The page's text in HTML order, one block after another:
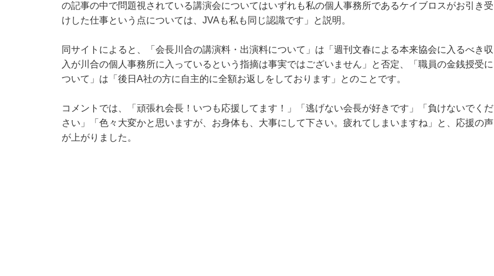
の記事の中で問題視されている講演会についてはいずれも私の個人事務所であるケイブロスがお引き受
けした仕事という点については、JVAも私も同じ認識です」と説明。
同サイトによると、「会長川合の講演料・出演料について」は「週刊文春による本来協会に入るべき収
入が川合の個人事務所に入っているという指摘は事実ではございません」と否定、「職員の金銭授受に
ついて」は「後日A社の方に自主的に全額お返しをしております」とのことです。
コメントでは、「頑張れ会長！いつも応援してます！」「逃げない会長が好きです」「負けないでくだ
さい」「色々大変かと思いますが、お身体も、大事にして下さい。疲れてしまいますね」と、応援の声
が上がりました。